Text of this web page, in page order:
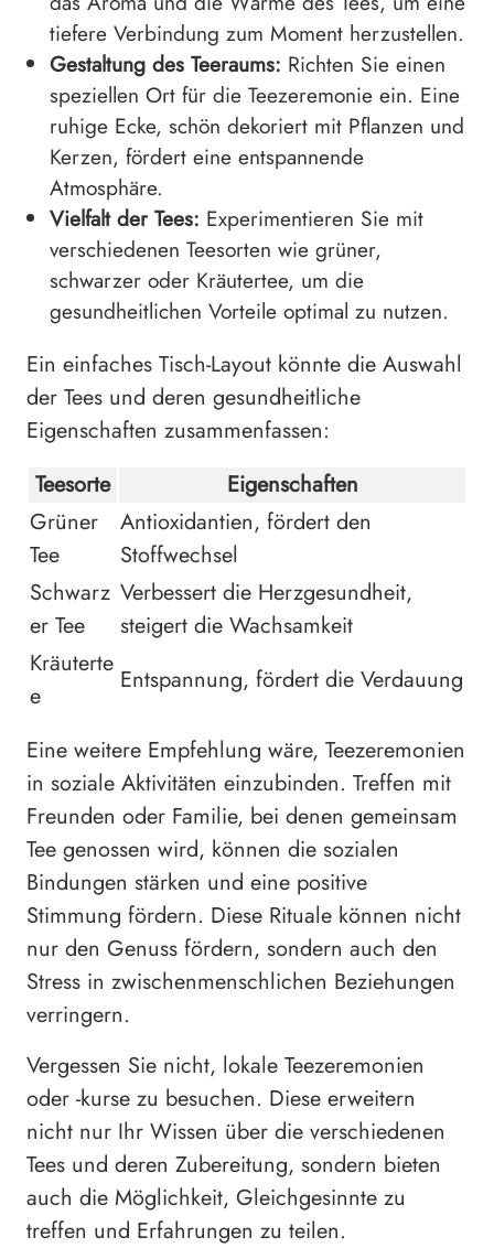
tiefere Verbindung zum Moment herzustellen.
Gestaltung des Teeraums: Richten Sie einen
speziellen Ort für die Teezeremonie ein. Eine
ruhige Ecke, schön dekoriert mit Pflanzen und
Kerzen, fördert eine entspannende
Atmosphäre.
Vielfalt der Tees: Experimentieren Sie mit
verschiedenen Teesorten wie grüner,
schwarzer oder Kräutertee, um die
gesundheitlichen Vorteile optimal zu nutzen.
Ein einfaches Tisch-Layout könnte die Auswahl
der Tees und deren gesundheitliche
Eigenschaften zusammenfassen:
Teesorte
Eigenschaften
Grüner
Tee
Antioxidantien, fördert den
Stoffwechsel
Schwarz
er Tee
Verbessert die Herzgesundheit,
steigert die Wachsamkeit
Kräuterte
e
Entspannung, fördert die Verdauung
Eine weitere Empfehlung wäre, Teezeremonien
in soziale Aktivitäten einzubinden. Treffen mit
Freunden oder Familie, bei denen gemeinsam
Tee genossen wird, können die sozialen
Bindungen stärken und eine positive
Stimmung fördern. Diese Rituale können nicht
nur den Genuss fördern, sondern auch den
Stress in zwischenmenschlichen Beziehungen
verringern.
Vergessen Sie nicht, lokale Teezeremonien
oder -kurse zu besuchen. Diese erweitern
nicht nur Ihr Wissen über die verschiedenen
Tees und deren Zubereitung, sondern bieten
auch die Möglichkeit, Gleichgesinnte zu
treffen und Erfahrungen zu teilen.